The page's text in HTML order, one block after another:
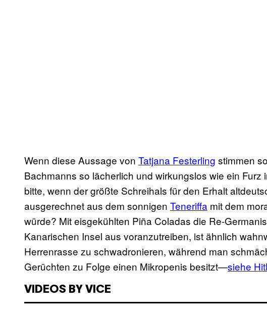
Wenn diese Aussage von Tatjana Festerling stimmen
Bachmanns so lächerlich und wirkungslos wie ein Furz
bitte, wenn der größte Schreihals für den Erhalt
ausgerechnet aus dem sonnigen Teneriffa mit dem
würde? Mit eisgekühlten Piña Coladas die Re-
Kanarischen Insel aus voranzutreiben, ist ähnlich
Herrenrasse zu schwadronieren, während man
Gerüchten zu Folge einen Mikropenis besitzt—siehe
VIDEOS BY VICE